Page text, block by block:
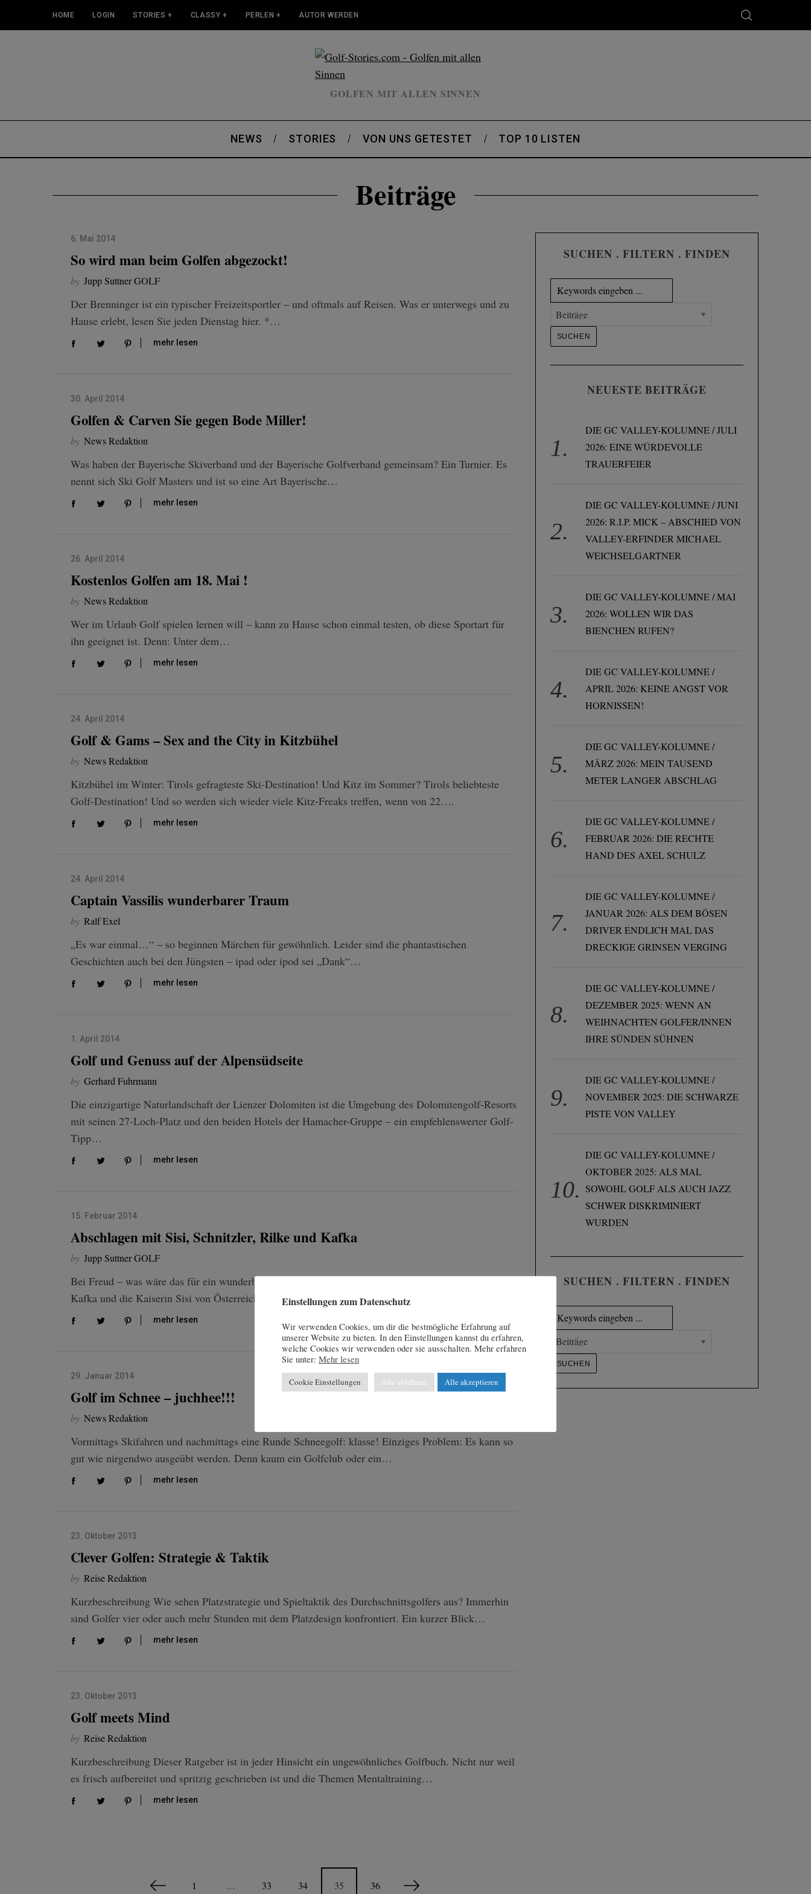
HOME LOGIN STORIES + CLASSY + PERLEN + AUTOR WERDEN
GOLFEN MIT ALLEN SINNEN
NEWS STORIES VON UNS GETESTET TOP 10 LISTEN
Beiträge
6. Mai 2014
So wird man beim Golfen abgezockt!
by Jupp Suttner GOLF
Der Brenninger ist ein typischer Freizeitsportler – und oftmals auf Reisen. Was er unterwegs und zu
Hause erlebt, lesen Sie jeden Dienstag hier. *…
mehr lesen
30. April 2014
Golfen & Carven Sie gegen Bode Miller!
by News Redaktion
Was haben der Bayerische Skiverband und der Bayerische Golfverband gemeinsam? Ein Turnier. Es
nennt sich Ski Golf Masters und ist so eine Art Bayerische…
mehr lesen
26. April 2014
Kostenlos Golfen am 18. Mai !
by News Redaktion
Wer im Urlaub Golf spielen lernen will – kann zu Hause schon einmal testen, ob diese Sportart für
ihn geeignet ist. Denn: Unter dem…
mehr lesen
24. April 2014
Golf & Gams – Sex and the City in Kitzbühel
by News Redaktion
Kitzbühel im Winter: Tirols gefragteste Ski-Destination! Und Kitz im Sommer? Tirols beliebteste
Golf-Destination! Und so werden sich wieder viele Kitz-Freaks treffen, wenn von 22….
mehr lesen
24. April 2014
Captain Vassilis wunderbarer Traum
by Ralf Exel
„Es war einmal…“ – so beginnen Märchen für gewöhnlich. Leider sind die phantastischen
Geschichten auch bei den Jüngsten – ipad oder ipod sei „Dank“…
mehr lesen
1. April 2014
Golf und Genuss auf der Alpensüdseite
by Gerhard Fuhrmann
Die einzigartige Naturlandschaft der Lienzer Dolomiten ist die Umgebung des Dolomitengolf-Resorts
mit seinen 27-Loch-Platz und den beiden Hotels der Hamacher-Gruppe – ein empfehlenswerter Golf-
Tipp…
mehr lesen
15. Februar 2014
Abschlagen mit Sisi, Schnitzler, Rilke und Kafka
by Jupp Suttner GOLF
Bei Freud – was wäre das für ein wunderbarer Flight! Arthur Schnitzler, Rainer Maria Rilke, Franz
Kafka und die Kaiserin Sisi von Österreich, besser…
mehr lesen
29. Januar 2014
Golf im Schnee – juchhee!!!
by News Redaktion
Vormittags Skifahren und nachmittags eine Runde Schneegolf: klasse! Einziges Problem: Es kann so
gut wie nirgendwo ausgeübt werden. Denn kaum ein Golfclub oder ein…
mehr lesen
23. Oktober 2013
Clever Golfen: Strategie & Taktik
by Reise Redaktion
Kurzbeschreibung Wie sehen Platzstrategie und Spieltaktik des Durchschnittsgolfers aus? Immerhin
sind Golfer vier oder auch mehr Stunden mit dem Platzdesign konfrontiert. Ein kurzer Blick…
mehr lesen
23. Oktober 2013
Golf meets Mind
by Reise Redaktion
Kurzbeschreibung Dieser Ratgeber ist in jeder Hinsicht ein ungewöhnliches Golfbuch. Nicht nur weil
es frisch aufbereitet und spritzig geschrieben ist und die Themen Mentaltraining…
mehr lesen
1 … 33 34 35 36
SUCHEN . FILTERN . FINDEN
NEUESTE BEITRÄGE
DIE GC VALLEY-KOLUMNE / JULI
2026: EINE WÜRDEVOLLE
TRAUERFEIER
DIE GC VALLEY-KOLUMNE / JUNI
2026: R.I.P. MICK – ABSCHIED VON
VALLEY-ERFINDER MICHAEL
WEICHSELGARTNER
DIE GC VALLEY-KOLUMNE / MAI
2026: WOLLEN WIR DAS
BIENCHEN RUFEN?
DIE GC VALLEY-KOLUMNE /
APRIL 2026: KEINE ANGST VOR
HORNISSEN!
DIE GC VALLEY-KOLUMNE /
MÄRZ 2026: MEIN TAUSEND
METER LANGER ABSCHLAG
DIE GC VALLEY-KOLUMNE /
FEBRUAR 2026: DIE RECHTE
HAND DES AXEL SCHULZ
DIE GC VALLEY-KOLUMNE /
JANUAR 2026: ALS DEM BÖSEN
DRIVER ENDLICH MAL DAS
DRECKIGE GRINSEN VERGING
DIE GC VALLEY-KOLUMNE /
DEZEMBER 2025: WENN AN
WEIHNACHTEN GOLFER/INNEN
IHRE SÜNDEN SÜHNEN
DIE GC VALLEY-KOLUMNE /
NOVEMBER 2025: DIE SCHWARZE
PISTE VON VALLEY
DIE GC VALLEY-KOLUMNE /
OKTOBER 2025: ALS MAL
SOWOHL GOLF ALS AUCH JAZZ
SCHWER DISKRIMINIERT
WURDEN
SUCHEN . FILTERN . FINDEN
e
h
o
:
Einstellungen zum Datenschutz
Wir verwenden Cookies, um dir die bestmögliche Erfahrung auf
unserer Website zu bieten. In den Einstellungen kannst du erfahren,
welche Cookies wir verwenden oder sie ausschalten. Mehr erfahren
Sie unter: Mehr lesen
Cookie Einstellungen Alle ablehnen Alle akzeptieren